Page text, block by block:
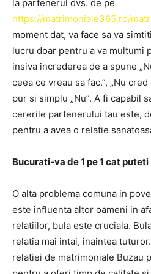
la partenerul dvs. de pe
https://matrimoniale365.ro/
moment dat, va face sa va
lucru doar pentru a va multumi
insiva increderea de a spune
ceea ce vreau sa fac.”, „Nu
pur si simplu „Nu”. A fi capabil
cererile partenerului tau este,
pentru a avea o relatie
Bucurati-va de 1 pe 1 cat puteti
O alta problema comuna in
este influenta altor oameni in
relatiilor, bula este cruciala.
relatia mai intai, inaintea
relatiei de matrimoniale Buzau